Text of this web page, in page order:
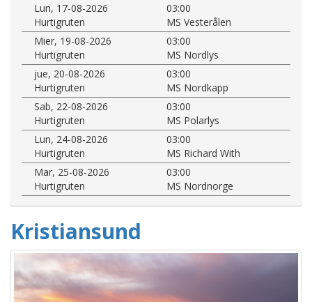
Lun, 17-08-2026
03:00
Hurtigruten
MS Vesterålen
Mier, 19-08-2026
03:00
Hurtigruten
MS Nordlys
jue, 20-08-2026
03:00
Hurtigruten
MS Nordkapp
Sab, 22-08-2026
03:00
Hurtigruten
MS Polarlys
Lun, 24-08-2026
03:00
Hurtigruten
MS Richard With
Mar, 25-08-2026
03:00
Hurtigruten
MS Nordnorge
Kristiansund